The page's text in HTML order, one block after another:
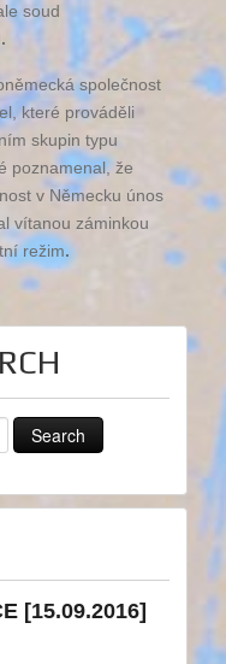
soud
.
společnost
které prováděli
skupin typu
poznamenal, že
v Německu únos
vítanou záminkou
režim.
[15.09.2016]